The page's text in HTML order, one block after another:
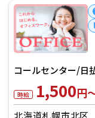
コールセンター/日
時給 1,500円
北海道札幌市北区